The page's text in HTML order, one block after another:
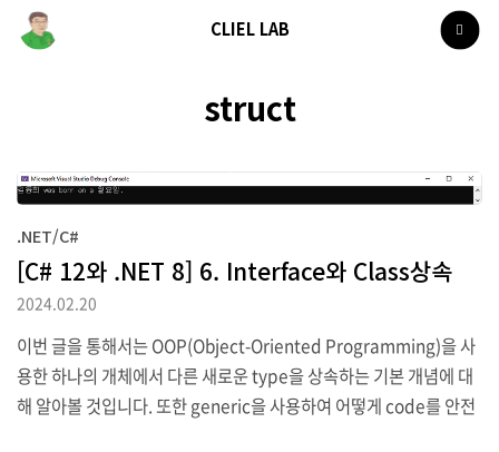
CLIEL LAB
struct
.NET/C#
[C# 12와 .NET 8] 6. Interface와 Class상속
2024.02.20
이번 글을 통해서는 OOP(Object-Oriented Programming)을 사
용한 하나의 개체에서 다른 새로운 type을 상속하는 기본 개념에 대
해 알아볼 것입니다. 또한 generic을 사용하여 어떻게 code를 안전